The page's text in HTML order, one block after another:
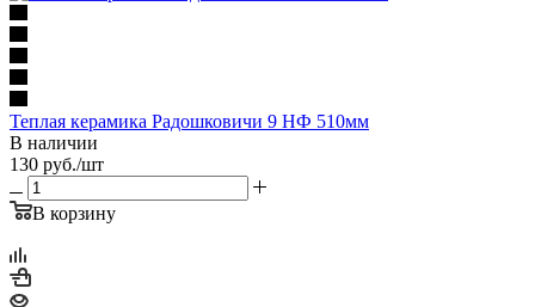
Теплая керамика Радошковичи 9 НФ 510мм
В наличии
130 руб./шт
В корзину